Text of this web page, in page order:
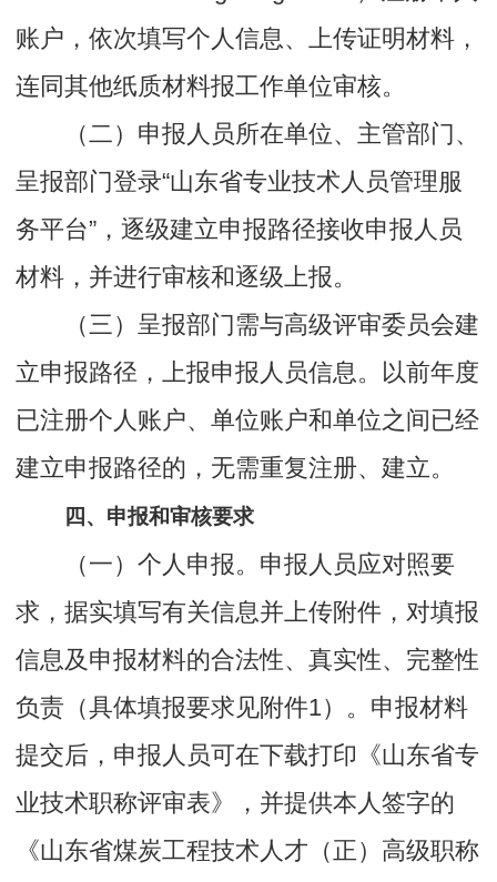
账户，依次填写个人信息、上传证明材料，
连同其他纸质材料报工作单位审核。
（二）申报人员所在单位、主管部门、
呈报部门登录“山东省专业技术人员管理服
务平台”，逐级建立申报路径接收申报人员
材料，并进行审核和逐级上报。
（三）呈报部门需与高级评审委员会建
立申报路径，上报申报人员信息。以前年度
已注册个人账户、单位账户和单位之间已经
建立申报路径的，无需重复注册、建立。
四、申报和审核要求
（一）个人申报。申报人员应对照要
求，据实填写有关信息并上传附件，对填报
信息及申报材料的合法性、真实性、完整性
负责（具体填报要求见附件1）。申报材料
提交后，申报人员可在下载打印《山东省专
业技术职称评审表》，并提供本人签字的
《山东省煤炭工程技术人才（正）高级职称